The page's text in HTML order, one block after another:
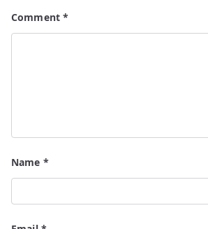
Comment*
Name *